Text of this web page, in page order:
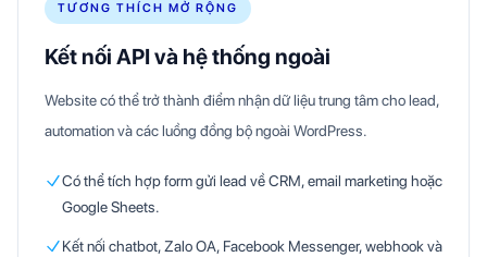
TƯƠNG THÍCH MỞ RỘNG
Kết nối API và hệ thống ngoài
Website có thể trở thành điểm nhận dữ liệu trung tâm cho lead,
automation và các luồng đồng bộ ngoài WordPress.
Có thể tích hợp form gửi lead về CRM, email marketing hoặc
Google Sheets.
Kết nối chatbot, Zalo OA, Facebook Messenger, webhook và